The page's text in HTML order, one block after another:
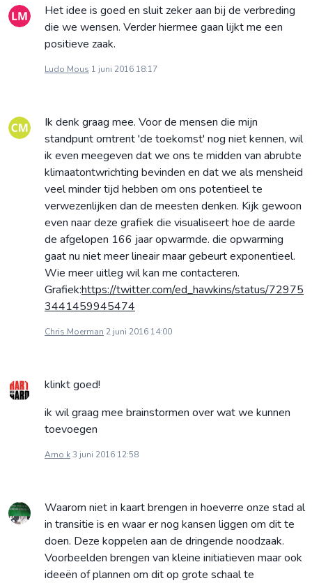
Het idee is goed en sluit zeker aan bij de verbreding
die we wensen. Verder hiermee gaan lijkt me een
positieve zaak.
Ludo Mous 1 juni 2016 18:17
Ik denk graag mee. Voor de mensen die mijn
standpunt omtrent 'de toekomst' nog niet kennen, wil
ik even meegeven dat we ons te midden van abrubte
klimaatontwrichting bevinden en dat we als mensheid
veel minder tijd hebben om ons potentieel te
verwezenlijken dan de meesten denken. Kijk gewoon
even naar deze grafiek die visualiseert hoe de aarde
de afgelopen 166 jaar opwarmde. die opwarming
gaat nu niet meer lineair maar gebeurt exponentieel.
Wie meer uitleg wil kan me contacteren.
Grafiek:https://twitter.com/ed_hawkins/status/72975
3441459945474
Chris Moerman 2 juni 2016 14:00
klinkt goed!
ik wil graag mee brainstormen over wat we kunnen
toevoegen
Arno k3 juni 2016 12:58
Waarom niet in kaart brengen in hoeverre onze stad al
in transitie is en waar er nog kansen liggen om dit te
doen. Deze koppelen aan de dringende noodzaak.
Voorbeelden brengen van kleine initiatieven maar ook
ideeën of plannen om dit op grote schaal te